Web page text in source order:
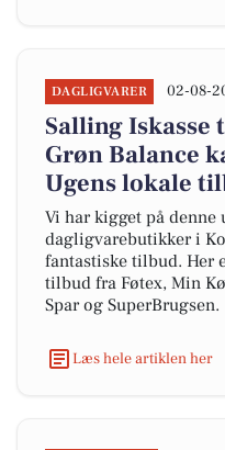
DAGLIGVARER 02-08-
Salling Iskasse
Grøn Balance
Ugens lokale
Vi har kigget på
dagligvarebutikker i
fantastiske tilbud. Her
tilbud fra Føtex, Min
Spar og SuperBrugsen.
Læs hele artiklen her